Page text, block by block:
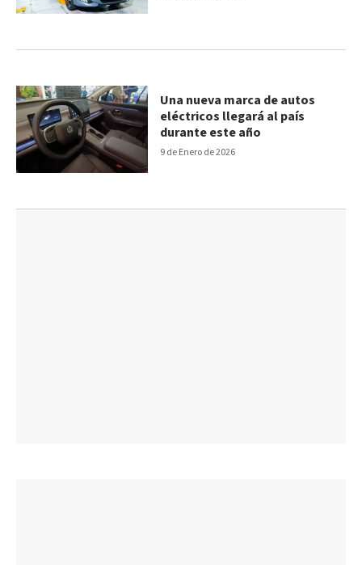
9 de Enero de 2026
Una nueva marca de autos
eléctricos llegará al país
durante este año